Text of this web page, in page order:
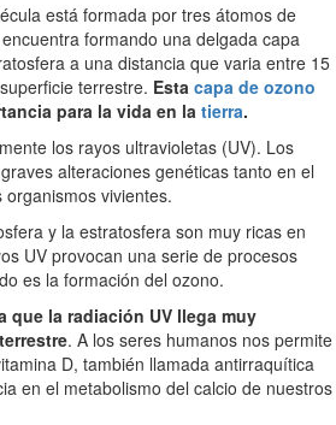
está formada por tres átomos de
formando una delgada capa
a una distancia que varia entre 15
terrestre. Esta capa de ozono
para la vida en la tierra.
los rayos ultravioletas (UV). Los
alteraciones genéticas tanto en el
vivientes.
y la estratosfera son muy ricas en
UV provocan una serie de procesos
es la formación del ozono.
que la radiación UV llega muy
. A los seres humanos nos permite
D, también llamada antirraquítica
en el metabolismo del calcio de nuestros